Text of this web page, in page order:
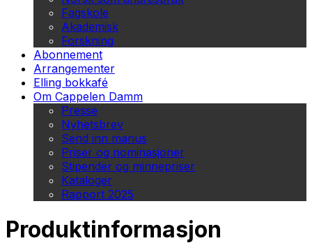
Fagskole
Akademisk
Forskning
Abonnement
Arrangementer
Elling bokkafé
Om Cappelen Damm
Presse
Nyhetsbrev
Send inn manus
Priser og nominasjoner
Stipender og minnepriser
Kataloger
Rapport 2025
Produktinformasjon